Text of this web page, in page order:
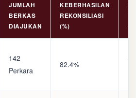
JUMLAH
BERKAS
DIAJUKAN
KEBERHASILAN
REKONSILIASI
(%)
142
Perkara
82.4%